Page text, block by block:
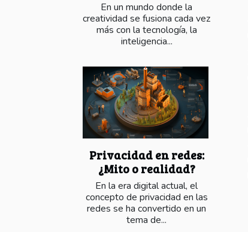
En un mundo donde la
creatividad se fusiona cada vez
más con la tecnología, la
inteligencia...
Privacidad en redes:
¿Mito o realidad?
En la era digital actual, el
concepto de privacidad en las
redes se ha convertido en un
tema de...